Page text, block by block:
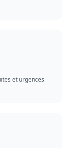
et urgences